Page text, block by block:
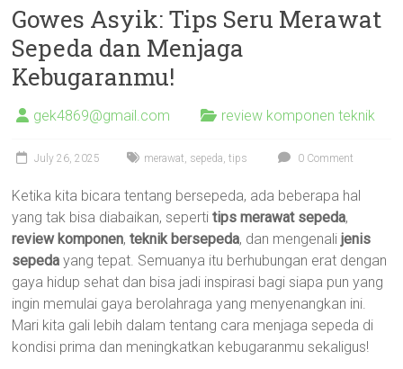
Gowes Asyik: Tips Seru Merawat
Sepeda dan Menjaga
Kebugaranmu!
gek4869@gmail.com review komponen teknik
July 26, 2025 merawat, sepeda,tips 0 Comment
Ketika kita bicara tentang bersepeda, ada beberapa hal
yang tak bisa diabaikan, sepertitips merawat sepeda,
review komponen,teknik bersepeda, dan mengenalijenis
sepeda yang tepat. Semuanya itu berhubungan erat dengan
gaya hidup sehat dan bisa jadi inspirasi bagi siapa pun yang
ingin memulai gaya berolahraga yang menyenangkan ini.
Mari kita gali lebih dalam tentang cara menjaga sepeda di
kondisi prima dan meningkatkan kebugaranmu sekaligus!